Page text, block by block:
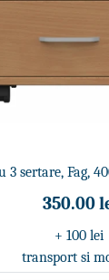
3 sertare, Fag,
350.00
+ 100 lei
transport si